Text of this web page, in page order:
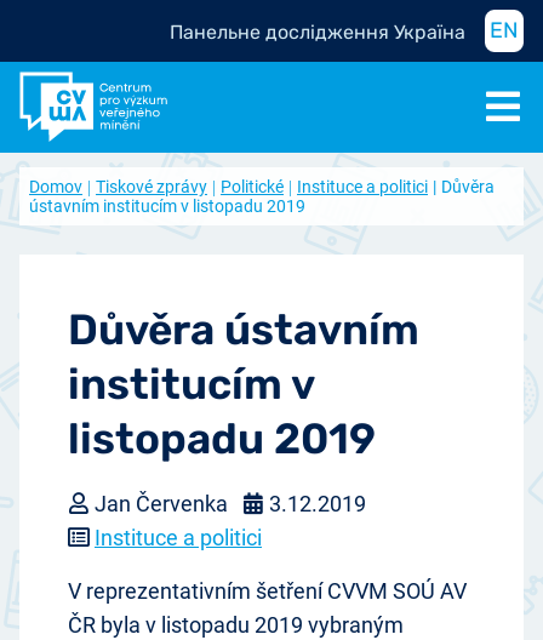
Панельне дослідження Україна EN
Domov Tiskové zprávy Politické Instituce a politici
Důvěra
ústavním institucím v listopadu 2019
Důvěra ústavním
institucím v
listopadu 2019
Jan Červenka
3.12.2019
Instituce a politici
V reprezentativním šetření CVVM SOÚ AV
ČR byla v listopadu 2019 vybraným